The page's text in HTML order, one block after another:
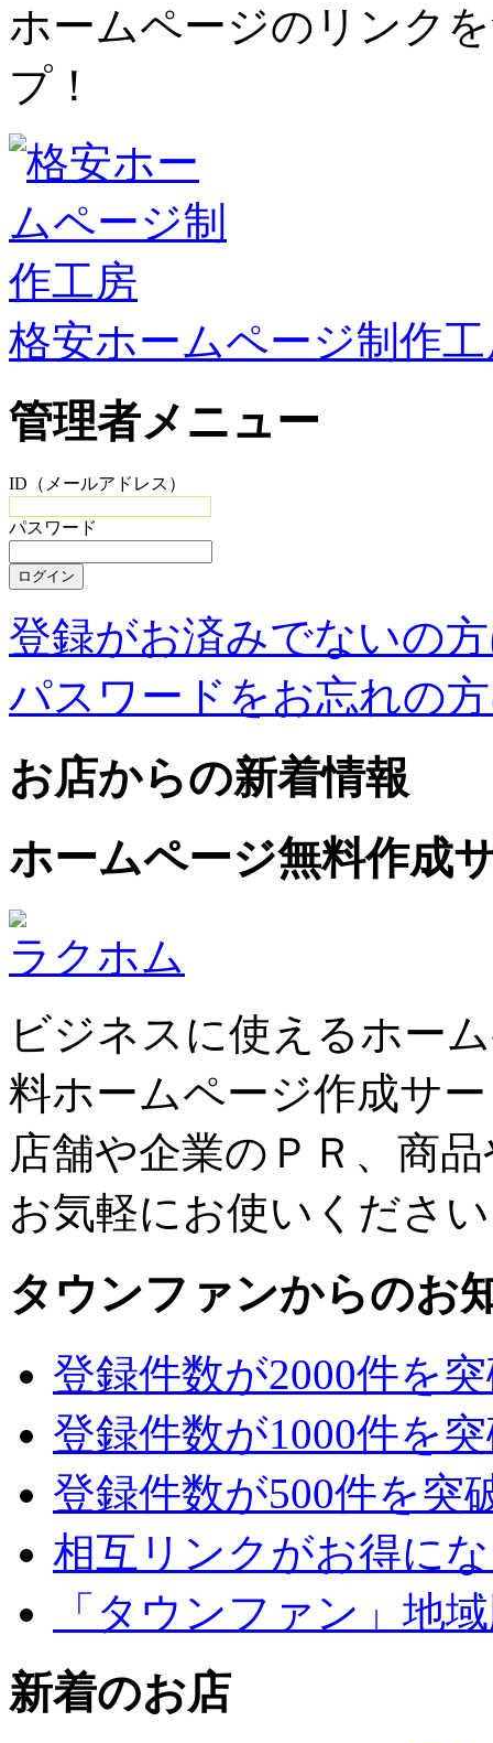
ホームページのリンク
プ！
格安ホームページ制作
管理者メニュー
ID（メールアドレス）
パスワード
登録がお済みでないの
パスワードをお忘れの
お店からの新着情報
ホームページ無料作成
ラクホム
ビジネスに使えるホー
料ホームページ作成サ
店舗や企業のＰＲ、商
お気軽にお使いくださ
タウンファンからのお
登録件数が2000件を
登録件数が1000件を
登録件数が500件を突
相互リンクがお得に
「タウンファン」地
新着のお店